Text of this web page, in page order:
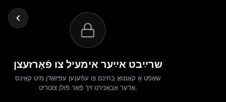
שרײַבט אײַער אימעיל צו פֿאָרזעצן
שאַפֿט אַ קאָנטאָ בחינם צו עפֿענען עפּיזאָדן מיט קאָינס
אָדער אַבאָנירט זיך פֿאַר פֿולן צוטריט.